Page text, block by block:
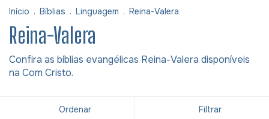
Início . Bíblias . Linguagem . Reina-Valera
Reina-Valera
Confira as bíblias evangélicas Reina-Valera disponíveis
na Com Cristo.
Ordenar Filtrar